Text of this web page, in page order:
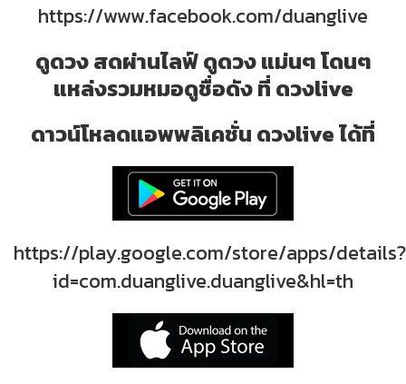
https://www.facebook.com/duanglive
ดูดวง สดผ่านไลฟ์ ดูดวง แม่นๆ โดนๆ
แหล่งรวมหมอดูชื่อดัง ที่ ดวงlive
ดาวน์โหลดแอพพลิเคชั่น ดวงlive ได้ที่
https://play.google.com/store/apps/details?
id=com.duanglive.duanglive&hl=th